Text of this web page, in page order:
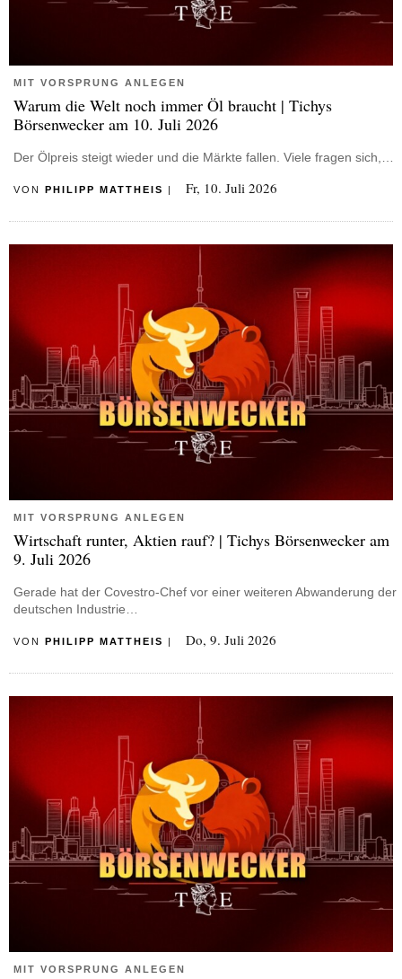
MIT VORSPRUNG ANLEGEN
Warum die Welt noch immer Öl braucht | Tichys
Börsenwecker am 10. Juli 2026
Der Ölpreis steigt wieder und die Märkte fallen. Viele fragen sich,…
VON PHILIPP MATTHEIS | Fr, 10. Juli 2026
MIT VORSPRUNG ANLEGEN
Wirtschaft runter, Aktien rauf? | Tichys Börsenwecker am
9. Juli 2026
Gerade hat der Covestro-Chef vor einer weiteren Abwanderung der
deutschen Industrie…
VON PHILIPP MATTHEIS | Do, 9. Juli 2026
MIT VORSPRUNG ANLEGEN